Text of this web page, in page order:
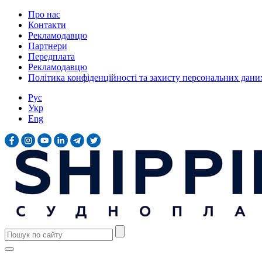
Про нас
Контакти
Рекламодавцю
Партнери
Передплата
Рекламодавцю
Політика конфіденційності та захисту персональних
Рус
Укр
Eng